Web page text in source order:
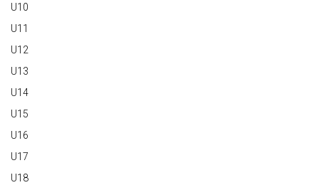
U10
U11
U12
U13
U14
U15
U16
U17
U18